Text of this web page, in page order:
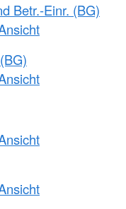
Betr.-Einr. (BG)